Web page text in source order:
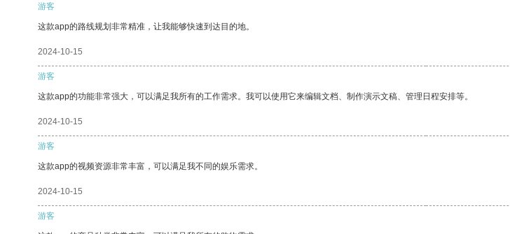
游客
这款app的路线规划非常精准，让我能够快速到达目的地。
2024-10-15
游客
这款app的功能非常强大，可以满足我所有的工作需求。我可以使用它来编辑文档、制作演示文稿、管理日程安排等。
2024-10-15
游客
这款app的视频资源非常丰富，可以满足我不同的娱乐需求。
2024-10-15
游客